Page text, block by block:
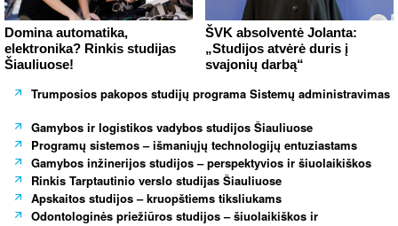
Domina automatika,
elektronika? Rinkis studijas
Šiauliuose!
ŠVK absolventė Jolanta:
„Studijos atvėrė duris į
svajonių darbą“
Trumposios pakopos studijų programa Sistemų administravimas
Gamybos ir logistikos vadybos studijos Šiauliuose
Programų sistemos – išmaniųjų technologijų entuziastams
Gamybos inžinerijos studijos – perspektyvios ir šiuolaikiškos
Rinkis Tarptautinio verslo studijas Šiauliuose
Apskaitos studijos – kruopštiems tiksliukams
Odontologinės priežiūros studijos – šiuolaikiškos ir